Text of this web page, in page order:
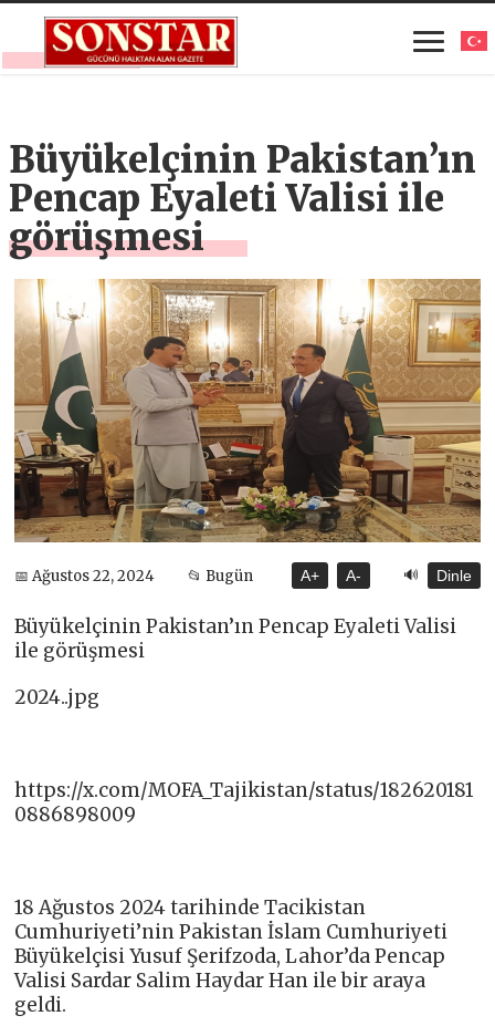
Büyükelçinin Pakistan’ın
Pencap Eyaleti Valisi ile
görüşmesi
📅 Ağustos 22, 2024 📂 Bugün A+ A- 🔊 Dinle
Büyükelçinin Pakistan’ın Pencap Eyaleti Valisi
ile görüşmesi
2024..jpg
https://x.com/MOFA_Tajikistan/status/182620181
0886898009
18 Ağustos 2024 tarihinde Tacikistan
Cumhuriyeti’nin Pakistan İslam Cumhuriyeti
Büyükelçisi Yusuf Şerifzoda, Lahor’da Pencap
Valisi Sardar Salim Haydar Han ile bir araya
geldi.